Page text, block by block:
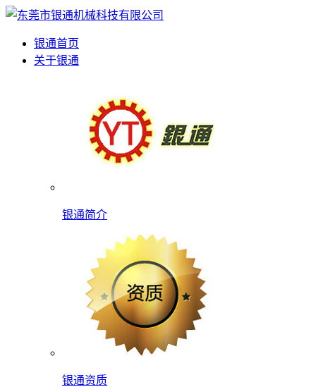
银通首页
关于银通
银通简介
银通资质